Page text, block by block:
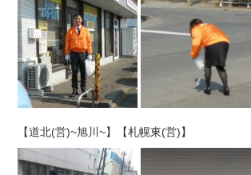
【道北(営)~旭川~】【札幌東(営)】